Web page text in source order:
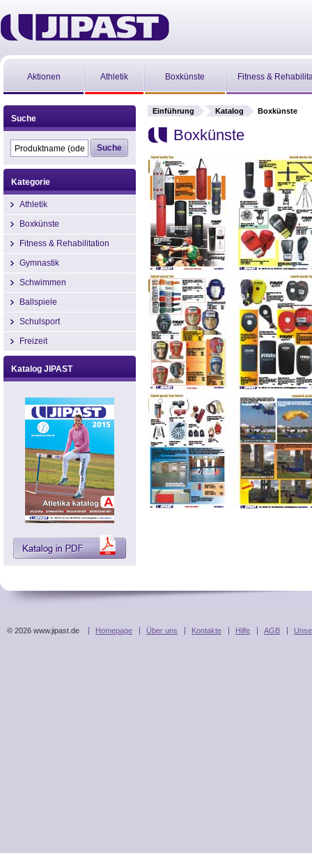
Aktionen Athletik Boxkünste Fitness &
Einführung Katalog Boxkünste
Boxkünste
Suche
Kategorie
Athletik
Boxkünste
Fitness & Rehabilitation
Gymnastik
Schwimmen
Ballspiele
Schulsport
Freizeit
Katalog JIPAST
Homepage Über uns Kontakte Hilfe AGB
© 2026 www.jipast.de